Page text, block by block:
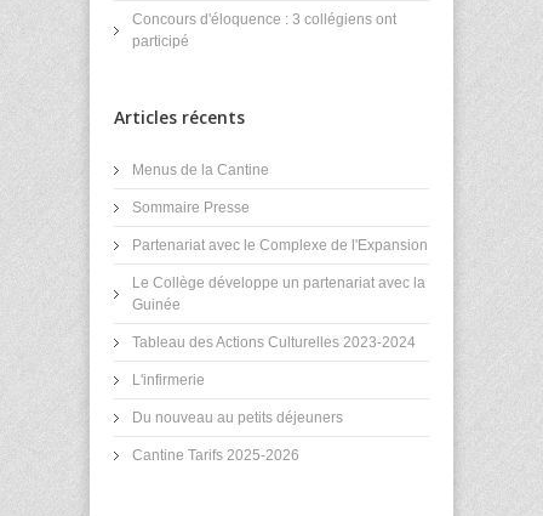
Concours d'éloquence : 3 collégiens ont
participé
Articles récents
Menus de la Cantine
Sommaire Presse
Partenariat avec le Complexe de l'Expansion
Le Collège développe un partenariat avec la
Guinée
Tableau des Actions Culturelles 2023-2024
L'infirmerie
Du nouveau au petits déjeuners
Cantine Tarifs 2025-2026